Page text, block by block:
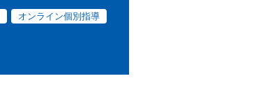
オンライン個別指導